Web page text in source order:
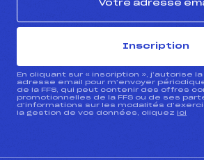
Inscription
En cliquant sur « inscription », j’autorise
adresse email pour m’envoyer
de la FFS, qui peut contenir des offres
promotionnelles de la FFS ou de ses
d’informations sur les modalités
la gestion de vos données, cliquez ici